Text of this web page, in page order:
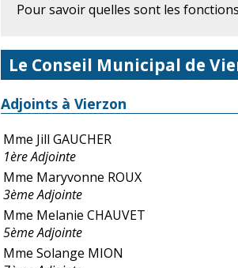
Pour savoir quelles sont les
Le Conseil Municipal de
Adjoints à Vierzon
Mme Jill GAUCHER
1ère Adjointe
Mme Maryvonne ROUX
3ème Adjointe
Mme Melanie CHAUVET
5ème Adjointe
Mme Solange MION